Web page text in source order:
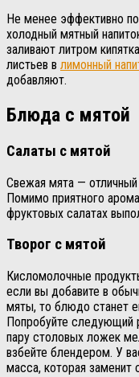
Не менее эффективно
холодный мятный
заливают литром
листьев в лимонный
добавляют.
Блюда с мятой
Салаты с мятой
Свежая мята —
Помимо приятного
фруктовых салатах
Творог с мятой
Кисломолочные
если вы добавите в
мяты, то блюдо станет
Попробуйте следующий
пару столовых ложек
взбейте блендером. У
масса, которая заменит